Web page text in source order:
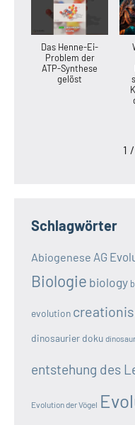
Das Henne-Ei-
Problem der
ATP-Synthese
gelöst
1 /
Schlagwörter
Abiogenese AG
Biologie biology
evolution
dinosaurier doku
entstehung des
Evolution der Vögel